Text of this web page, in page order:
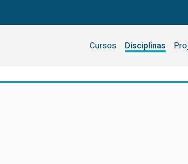
Cursos Disciplinas